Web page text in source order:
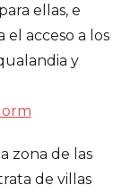
ellas, e
acceso a los
y
zona de las
de villas